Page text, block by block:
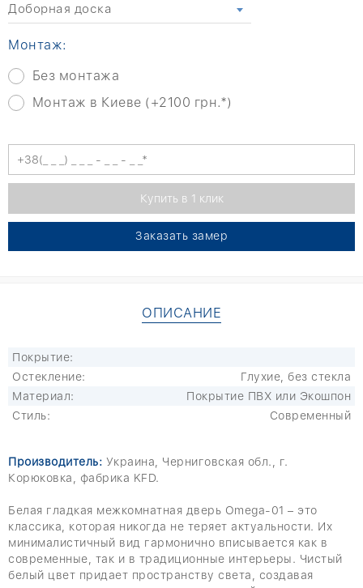
Доборная доска
Монтаж:
Без монтажа
Монтаж в Киеве (+2100 грн.*)
Заказать замер
ОПИСАНИЕ
Покрытие:
Остекление:
Глухие, без стекла
Материал:
Покрытие ПВХ или Экошпон
Стиль:
Современный
Производитель: Украина, Черниговская обл., г.
Корюковка, фабрика KFD.
Белая гладкая межкомнатная дверь Omega-01 – это
классика, которая никогда не теряет актуальности. Их
минималистичный вид гармонично вписывается как в
современные, так и в традиционные интерьеры. Чистый
белый цвет придает пространству света, создавая